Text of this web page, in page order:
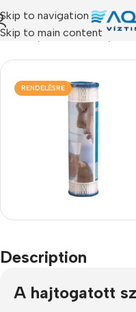
Skip to navigation
Skip to main content
/Szűrőbetétek
RENDELÉSRE
Description
A hajtogatott